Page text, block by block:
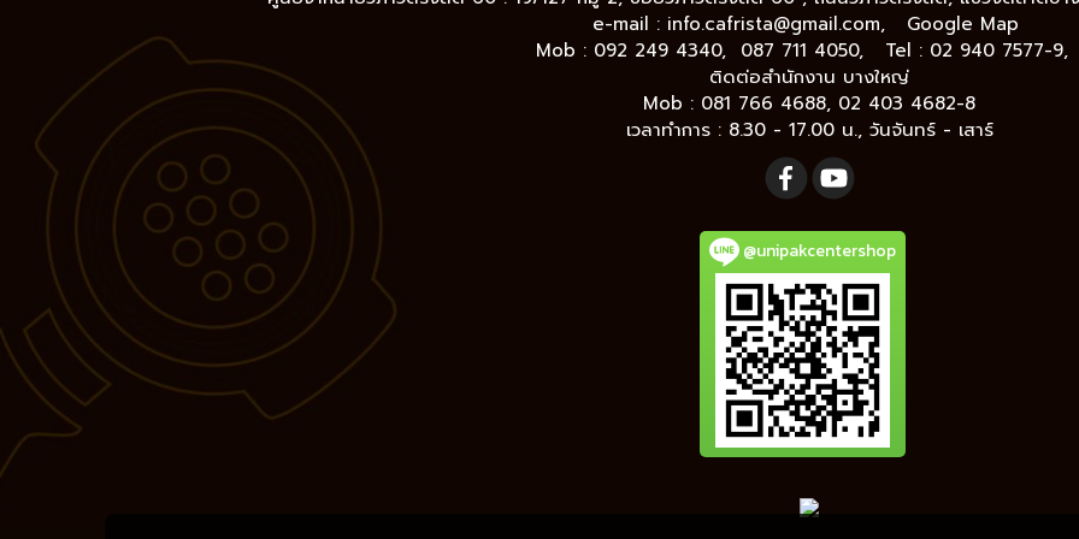
e-mail : info.cafrista@gmail.com,
Google Map
Mob : 092 249 4340, 087 711 4050, Tel : 02 940 7577-
ติดต่อสำนักงาน บางใหญ่
Mob : 081 766 4688, 02 403 4682-8
เวลาทำการ : 8.30 - 17.00 น., วันจันทร์ - เสาร์
@unipakcentershop